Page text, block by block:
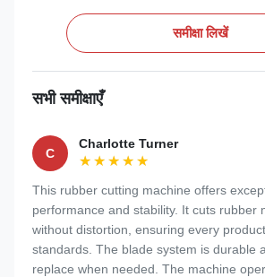
समीक्षा लिखें
सभी समीक्षाएँ
C
Charlotte Turner
★★★★★
★★★★★
This rubber cutting machine offers
performance and stability. It cuts rubber
without distortion, ensuring every
standards. The blade system is durable
replace when needed. The machine